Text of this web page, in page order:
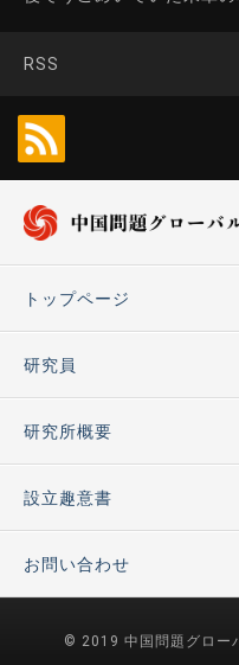
RSS
トップページ
研究員
研究所概要
設立趣意書
お問い合わせ
© 2019 中国問題グロー